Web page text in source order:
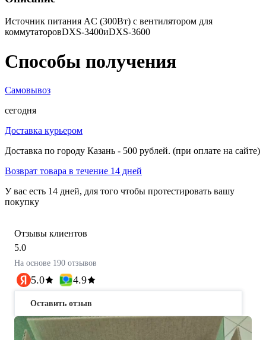
Источник питания AC (300Вт) с вентилятором для
коммутаторовDXS-3400иDXS-3600
Способы получения
Самовывоз
сегодня
Доставка курьером
Доставка по городу Казань - 500 рублей. (при оплате на сайте)
Возврат товара в течение 14 дней
У вас есть 14 дней, для того чтобы протестировать вашу
покупку